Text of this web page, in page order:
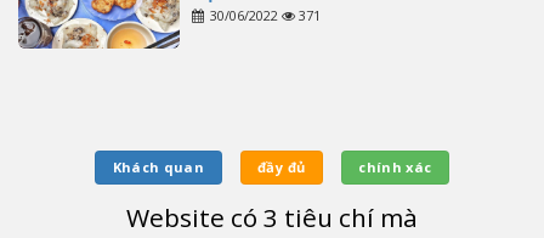
30/06/2022 371
Khách quan đầy đủ chính xác
Website có 3 tiêu chí mà